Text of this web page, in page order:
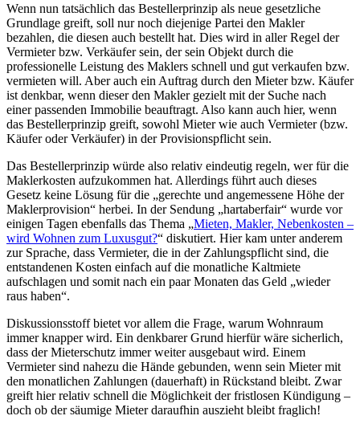
Wenn nun tatsächlich das Bestellerprinzip als neue gesetzliche
Grundlage greift, soll nur noch diejenige Partei den Makler
bezahlen, die diesen auch bestellt hat. Dies wird in aller Regel der
Vermieter bzw. Verkäufer sein, der sein Objekt durch die
professionelle Leistung des Maklers schnell und gut verkaufen bzw.
vermieten will. Aber auch ein Auftrag durch den Mieter bzw. Käufer
ist denkbar, wenn dieser den Makler gezielt mit der Suche nach
einer passenden Immobilie beauftragt. Also kann auch hier, wenn
das Bestellerprinzip greift, sowohl Mieter wie auch Vermieter (bzw.
Käufer oder Verkäufer) in der Provisionspflicht sein.
Das Bestellerprinzip würde also relativ eindeutig regeln, wer für die
Maklerkosten aufzukommen hat. Allerdings führt auch dieses
Gesetz keine Lösung für die „gerechte und angemessene Höhe der
Maklerprovision“ herbei. In der Sendung „hartaberfair“ wurde vor
einigen Tagen ebenfalls das Thema „Mieten, Makler, Nebenkosten –
wird Wohnen zum Luxusgut?“ diskutiert. Hier kam unter anderem
zur Sprache, dass Vermieter, die in der Zahlungspflicht sind, die
entstandenen Kosten einfach auf die monatliche Kaltmiete
aufschlagen und somit nach ein paar Monaten das Geld „wieder
raus haben“.
Diskussionsstoff bietet vor allem die Frage, warum Wohnraum
immer knapper wird. Ein denkbarer Grund hierfür wäre sicherlich,
dass der Mieterschutz immer weiter ausgebaut wird. Einem
Vermieter sind nahezu die Hände gebunden, wenn sein Mieter mit
den monatlichen Zahlungen (dauerhaft) in Rückstand bleibt. Zwar
greift hier relativ schnell die Möglichkeit der fristlosen Kündigung –
doch ob der säumige Mieter daraufhin auszieht bleibt fraglich!